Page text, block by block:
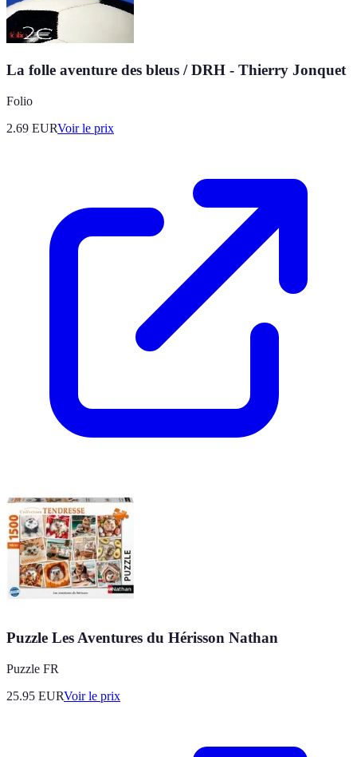
La folle aventure des bleus / DRH - Thierry Jonquet
Folio
2.69 EURVoir le prix
Puzzle Les Aventures du Hérisson Nathan
Puzzle FR
25.95 EURVoir le prix